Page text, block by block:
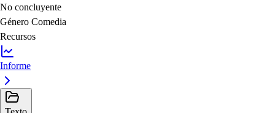
No concluyente
Género Comedia
Recursos
Informe